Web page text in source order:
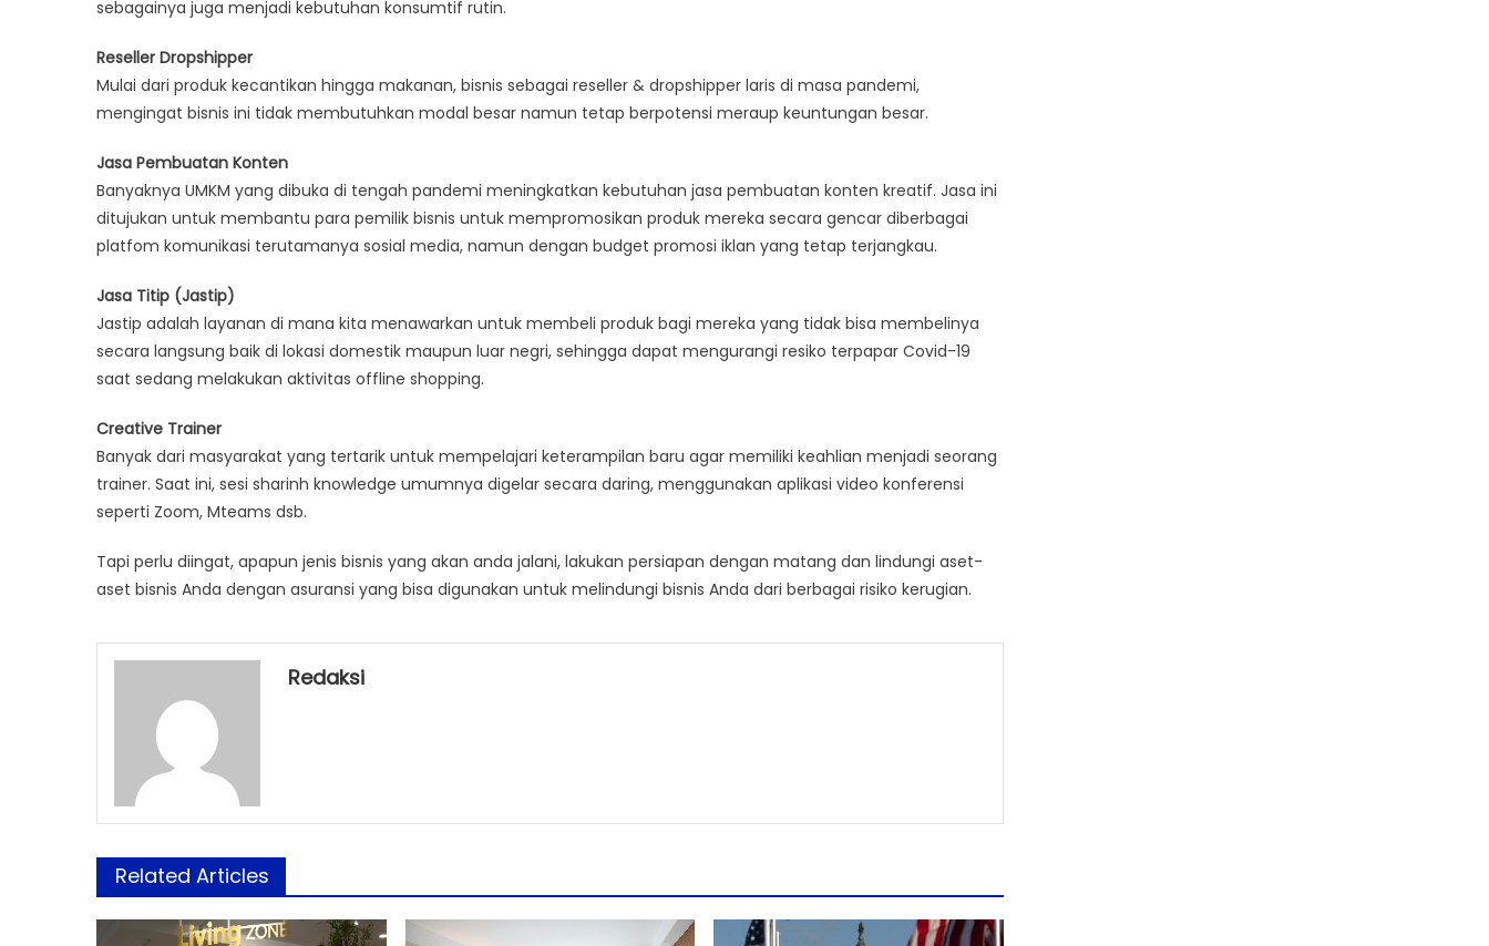
sebagainya juga menjadi kebutuhan konsumtif rutin.
Reseller Dropshipper
Mulai dari produk kecantikan hingga makanan, bisnis sebagai reseller & dropshipper laris di masa pandemi,
mengingat bisnis ini tidak membutuhkan modal besar namun tetap berpotensi meraup keuntungan besar.
Jasa Pembuatan Konten
Banyaknya UMKM yang dibuka di tengah pandemi meningkatkan kebutuhan jasa pembuatan konten kreatif. Jasa ini
ditujukan untuk membantu para pemilik bisnis untuk mempromosikan produk mereka secara gencar diberbagai
platfom komunikasi terutamanya sosial media, namun dengan budget promosi iklan yang tetap terjangkau.
Jasa Titip (Jastip)
Jastip adalah layanan di mana kita menawarkan untuk membeli produk bagi mereka yang tidak bisa membelinya
secara langsung baik di lokasi domestik maupun luar negri, sehingga dapat mengurangi resiko terpapar Covid-19
saat sedang melakukan aktivitas offline shopping.
Creative Trainer
Banyak dari masyarakat yang tertarik untuk mempelajari keterampilan baru agar memiliki keahlian menjadi seorang
trainer. Saat ini, sesi sharinh knowledge umumnya digelar secara daring, menggunakan aplikasi video konferensi
seperti Zoom, Mteams dsb.
Tapi perlu diingat, apapun jenis bisnis yang akan anda jalani, lakukan persiapan dengan matang dan lindungi aset-
aset bisnis Anda dengan asuransi yang bisa digunakan untuk melindungi bisnis Anda dari berbagai risiko kerugian.
Redaksi
Related Articles